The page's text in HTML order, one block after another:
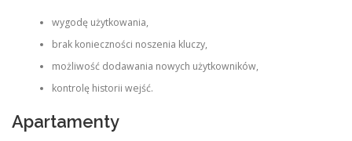
wygodę użytkowania,
brak konieczności noszenia kluczy,
możliwość dodawania nowych użytkowników,
kontrolę historii wejść.
Apartamenty